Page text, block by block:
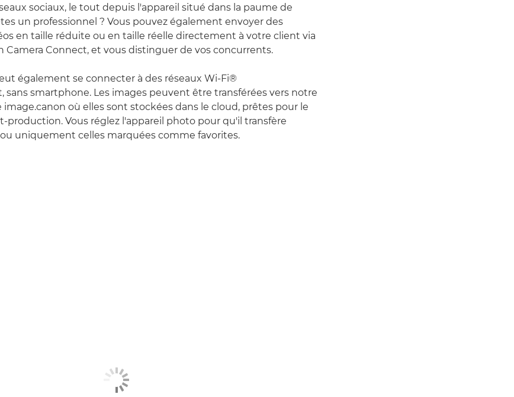
sociaux, le tout depuis l'appareil situé dans la paume de
un professionnel ? Vous pouvez également envoyer des
en taille réduite ou en taille réelle directement à votre client via
Camera Connect, et vous distinguer de vos concurrents.
également se connecter à des réseaux Wi-Fi®
smartphone. Les images peuvent être transférées vers notre
image.canon où elles sont stockées dans le cloud, prêtes pour le
production. Vous réglez l'appareil photo pour qu'il transfère
uniquement celles marquées comme favorites.